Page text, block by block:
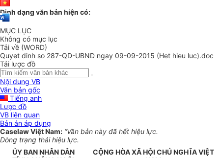
Định dạng văn bản hiện có:
MỤC LỤC
Không có mục lục
Tải về (WORD)
Quyet dinh so 287-QD-UBND ngay 09-09-2015 (Het hieu luc).doc
Tải lược đồ
Nội dung VB
Văn bản gốc
Tiếng anh
Lược đồ
VB liên quan
Bản án áp dụng
Caselaw Việt Nam: “Văn bản này đã hết hiệu lực.
Dòng trạng thái hiệu lực.
ỦY BAN NHÂN DÂN
CỘNG HÒA XÃ HỘI CHỦ NGHĨA VIỆT